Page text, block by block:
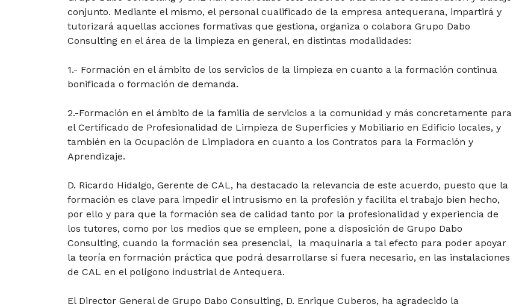
conjunto. Mediante el mismo, el personal cualificado de la empresa antequerana, impartirá y
tutorizará aquellas acciones formativas que gestiona, organiza o colabora Grupo Dabo
Consulting en el área de la limpieza en general, en distintas modalidades:
1.- Formación en el ámbito de los servicios de la limpieza en cuanto a la formación continua
bonificada o formación de demanda.
2.-Formación en el ámbito de la familia de servicios a la comunidad y más concretamente para
el Certificado de Profesionalidad de Limpieza de Superficies y Mobiliario en Edificio locales, y
también en la Ocupación de Limpiadora en cuanto a los Contratos para la Formación y
Aprendizaje.
D. Ricardo Hidalgo, Gerente de CAL, ha destacado la relevancia de este acuerdo, puesto que la
formación es clave para impedir el intrusismo en la profesión y facilita el trabajo bien hecho,
por ello y para que la formación sea de calidad tanto por la profesionalidad y experiencia de
los tutores, como por los medios que se empleen, pone a disposición de Grupo Dabo
Consulting, cuando la formación sea presencial, la maquinaria a tal efecto para poder apoyar
la teoría en formación práctica que podrá desarrollarse si fuera necesario, en las instalaciones
de CAL en el polígono industrial de Antequera.
El Director General de Grupo Dabo Consulting, D. Enrique Cuberos, ha agradecido la